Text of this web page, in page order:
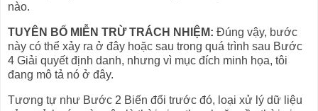
nào.
TUYÊN BỐ MIỄN TRỪ TRÁCH NHIỆM: Đúng vậy, bước
này có thể xảy ra ở đây hoặc sau trong quá trình sau Bước
4 Giải quyết định danh, nhưng vì mục đích minh họa, tôi
đang mô tả nó ở đây.
Tương tự như Bước 2 Biến đổi trước đó, loại xử lý dữ liệu